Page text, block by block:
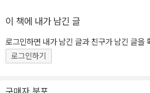
이 책에 내가 남긴 글
로그인하면 내가 남긴 글과 친구가 남긴 글을
로그인하기